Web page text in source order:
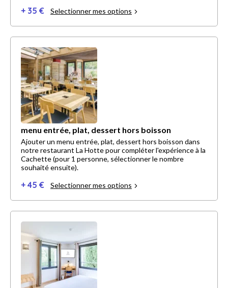
+ 35 € Selectionner mes options
menu entrée, plat, dessert hors boisson
Ajouter un menu entrée, plat, dessert hors boisson dans
notre restaurant La Hotte pour compléter l'expérience à la
Cachette (pour 1 personne, sélectionner le nombre
souhaité ensuite).
+ 45 € Selectionner mes options